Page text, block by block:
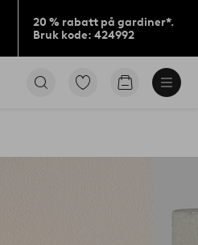
20 % rabatt på gardiner*.
Bruk kode: 424992
Gå
Gå